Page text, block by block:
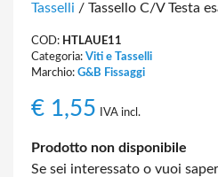
Tasselli / Tassello C/V Testa
COD: HTLAUE11
Categoria: Viti e Tasselli
Marchio: G&B Fissaggi
€ 1,55 IVA incl.
Prodotto non disponibile
Se sei interessato o vuoi